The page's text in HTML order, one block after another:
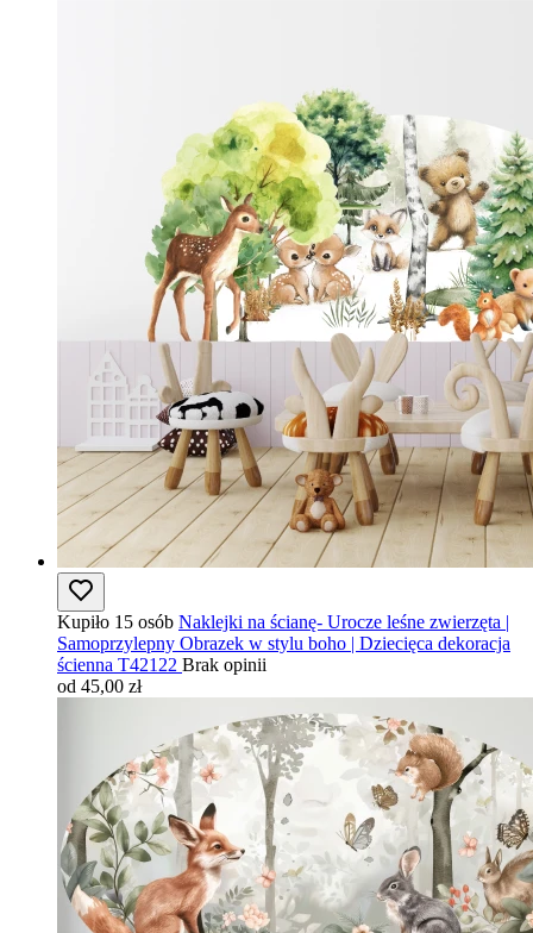
Kupiło 15 osób Naklejki na ścianę- Urocze leśne zwierzęta |
Samoprzylepny Obrazek w stylu boho | Dziecięca dekoracja
ścienna T42122 Brak opinii
od 45,00 zł